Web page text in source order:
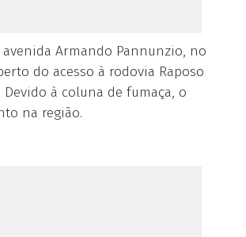
Armando Pannunzio, no
do acesso à rodovia Raposo
Devido à coluna de fumaça, o
na região.